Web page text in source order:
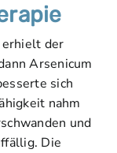
der
Arsenicum
sich
nahm
und
Die